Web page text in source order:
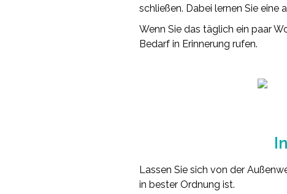
schließen. Dabei lernen Sie eine
Wenn Sie das täglich ein paar
Bedarf in Erinnerung rufen.
Lassen Sie sich von der
in bester Ordnung ist.